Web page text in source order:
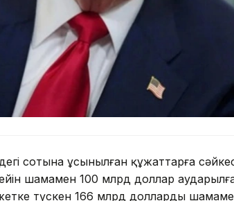
сотына ұсынылған құжаттарға
шамамен 100 млрд доллар
түскен 166 млрд доллардың